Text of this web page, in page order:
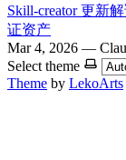
Skill-creator 更新
证资产
Mar 4, 2026 —
Select theme
Theme by LekoArts